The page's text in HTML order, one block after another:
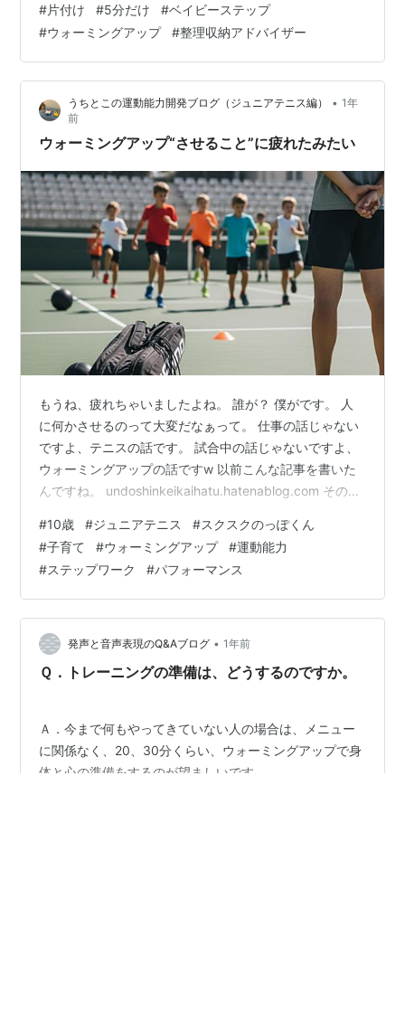
「片付けたい気持ちはあるのに、どこからやればいいか
わからない」 「時間ができたらやろうと思っているけ
ど、気づいたら一日が終わっている」 そんなときこそ効
果的なのが、“5分だけ片付ける”という始め方です。 多く
の人は「始める＝ちゃんとやること」と思いがちです
が、それが気持…
#片付け #5分だけ #ベイビーステップ
#ウォーミングアップ #整理収納アドバイザー
うちとこの運動能力開発ブログ（ジュニアテニス編） • 1年
前
ウォーミングアップ“させること”に疲れたみたい
もうね、疲れちゃいましたよね。 誰が？ 僕がです。 人
に何かさせるのって大変だなぁって。 仕事の話じゃない
ですよ、テニスの話です。 試合中の話じゃないですよ、
ウォーミングアップの話ですw 以前こんな記事を書いた
んですね。 undoshinkeikaihatu.hatenablog.com その中
プワーク（色んなステップするやつ）(3)走る（ランニン
グ、ダッシュ） をやってます、って偉そうに書いたわけ
なんですが……。 これね、絶対に自分からはやってくれ
ないんですよ。 いつまで経ってもやってくれない。 まず
会場に着きますよね。 我々より早…
#10歳 #ジュニアテニス #スクスクのっぽくん
#子育て #ウォーミングアップ #運動能力
#ステップワーク #パフォーマンス
発声と音声表現のQ&Aブログ • 1年前
Ｑ．トレーニングの準備は、どうするのですか。